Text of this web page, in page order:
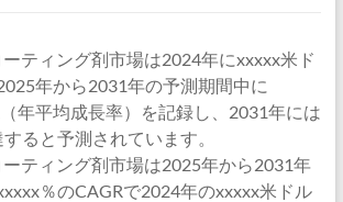
ティング剤市場は2024年にxxxxx米ド
年から2031年の予測期間中に
年平均成長率）を記録し、2031年には
ると予測されています。
ティング剤市場は2025年から2031年
％のCAGRで2024年のxxxxx米ドル